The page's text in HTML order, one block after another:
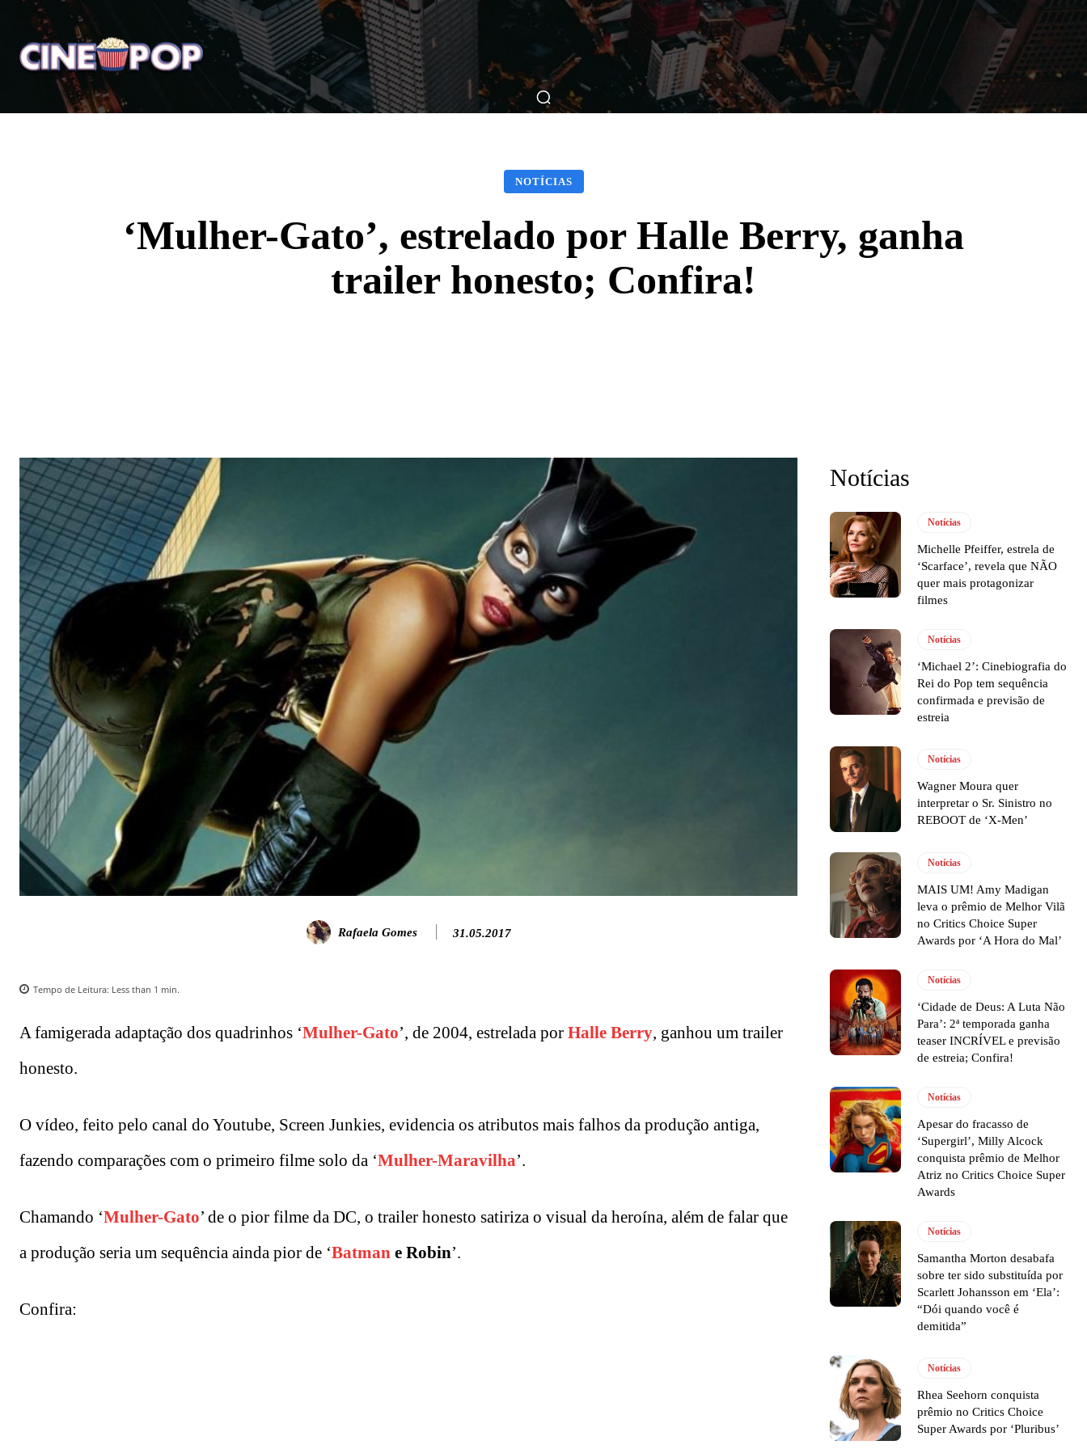
Home Notícias Críticas Breve Nos Cinemas Matérias Nos Cinemas Filmes Séries Música Gênero
NOTÍCIAS
‘Mulher-Gato’, estrelado por Halle Berry, ganha
trailer honesto; Confira!
Rafaela Gomes 31.05.2017
Tempo de Leitura: Less than 1 min.
A famigerada adaptação dos quadrinhos ‘Mulher-Gato’, de 2004, estrelada por Halle Berry, ganhou um trailer
honesto.
O vídeo, feito pelo canal do Youtube, Screen Junkies, evidencia os atributos mais falhos da produção antiga,
fazendo comparações com o primeiro filme solo da ‘Mulher-Maravilha’.
Chamando ‘Mulher-Gato’ de o pior filme da DC, o trailer honesto satiriza o visual da heroína, além de falar que
a produção seria um sequência ainda pior de ‘Batman e Robin’.
Confira:
Notícias
Notícias
Michelle Pfeiffer, estrela de
‘Scarface’, revela que NÃO
quer mais protagonizar
filmes
Notícias
‘Michael 2’: Cinebiografia do
Rei do Pop tem sequência
confirmada e previsão de
estreia
Notícias
Wagner Moura quer
interpretar o Sr. Sinistro no
REBOOT de ‘X-Men’
Notícias
MAIS UM! Amy Madigan
leva o prêmio de Melhor Vilã
no Critics Choice Super
Awards por ‘A Hora do Mal’
Notícias
‘Cidade de Deus: A Luta Não
Para’: 2ª temporada ganha
teaser INCRÍVEL e previsão
de estreia; Confira!
Notícias
Apesar do fracasso de
‘Supergirl’, Milly Alcock
conquista prêmio de Melhor
Atriz no Critics Choice Super
Awards
Notícias
Samantha Morton desabafa
sobre ter sido substituída por
Scarlett Johansson em ‘Ela’:
“Dói quando você é
demitida”
Notícias
Rhea Seehorn conquista
prêmio no Critics Choice
Super Awards por ‘Pluribus’